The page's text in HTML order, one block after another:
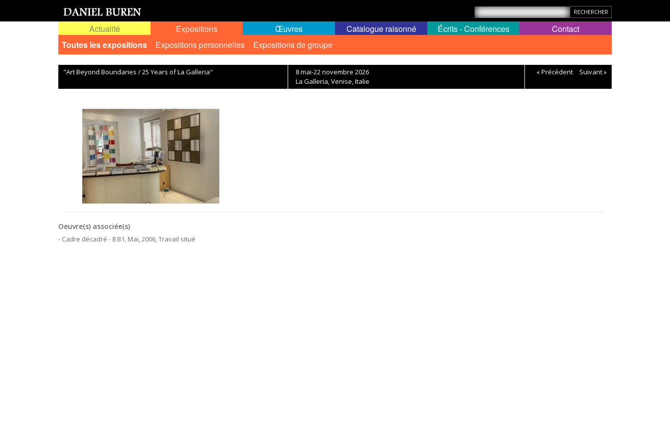
Actualité
Expositions
Toutes les expositions
Expositions personnelles Expositions de groupe
Œuvres Catalogue raisonné Écrits - Conférences Contact
"Art Beyond Boundaries / 25 Years of La Galleria"
8 mai-22 novembre 2026
La Galleria, Venise, Italie
« Précédent Suivant »
Oeuvre(s) associée(s)
- Cadre décadré - 8 B1, Mai, 2006, Travail situé